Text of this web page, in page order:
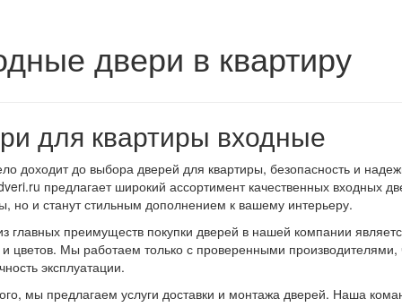
двери в квартиру
для квартиры входные
доходит до выбора дверей для квартиры, безопасность и
предлагает широкий ассортимент качественных входных
но и станут стильным дополнением к вашему интерьеру.
главных преимуществ покупки дверей в нашей компании
цветов. Мы работаем только с проверенными производителями,
эксплуатации.
мы предлагаем услуги доставки и монтажа дверей. Наша